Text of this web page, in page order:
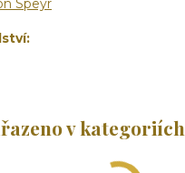
Speyr
v kategoriích